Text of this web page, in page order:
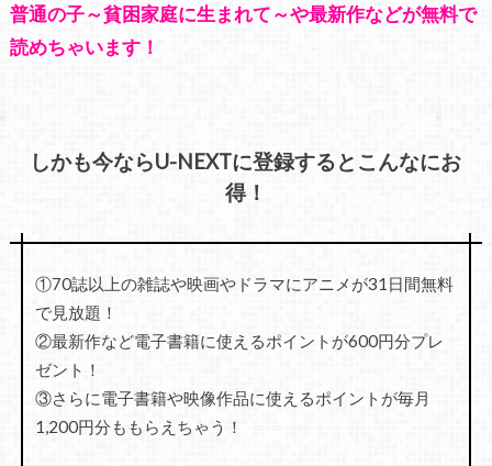
普通の子～貧困家庭に生まれて～や最新作などが無料で
読めちゃいます！
しかも今ならU-NEXTに登録するとこんなにお
得！
①70誌以上の雑誌や映画やドラマにアニメが31日間無料
で見放題！
②最新作など電子書籍に使えるポイントが600円分プレ
ゼント！
③さらに電子書籍や映像作品に使えるポイントが毎月
1,200円分ももらえちゃう！